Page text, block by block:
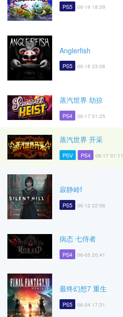
PS5 06-19 18:39
Anglerfish
PS5 06-18 23:08
蒸汽世界 劫掠
PS4 06-17 01:25
蒸汽世界 开采
PSV PS4 06-17 01:11
寂静岭f
PS5 06-12 22:56
病态 七侍者
PS4 06-05 20:41
最终幻想7 重生
PS5 06-04 17:31